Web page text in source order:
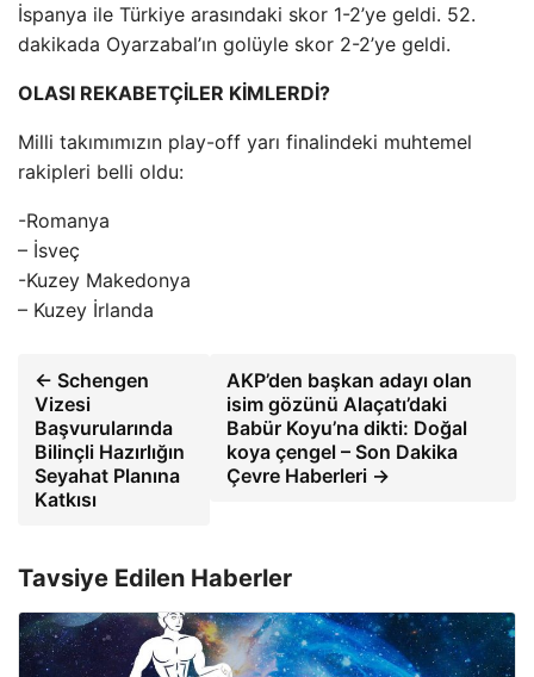
İspanya ile Türkiye arasındaki skor 1-2’ye geldi. 52.
dakikada Oyarzabal’ın golüyle skor 2-2’ye geldi.
OLASI REKABETÇİLER KİMLERDİ?
Milli takımımızın play-off yarı finalindeki muhtemel
rakipleri belli oldu:
-Romanya
– İsveç
-Kuzey Makedonya
– Kuzey İrlanda
← Schengen
Vizesi
Başvurularında
Bilinçli Hazırlığın
Seyahat Planına
Katkısı
AKP’den başkan adayı olan
isim gözünü Alaçatı’daki
Babür Koyu’na dikti: Doğal
koya çengel – Son Dakika
Çevre Haberleri →
Tavsiye Edilen Haberler